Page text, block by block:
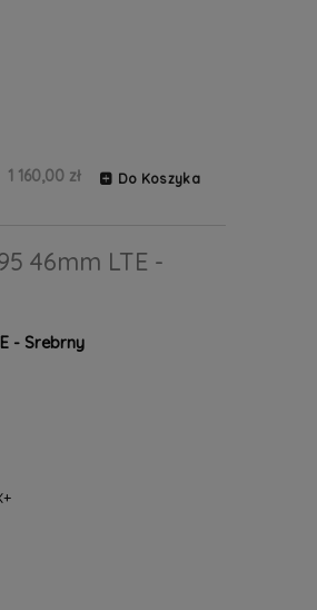
1 160,00 zł Do Koszyka
46mm LTE -
- Srebrny